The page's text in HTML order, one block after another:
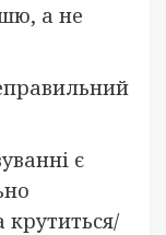
а не
є
крутиться/